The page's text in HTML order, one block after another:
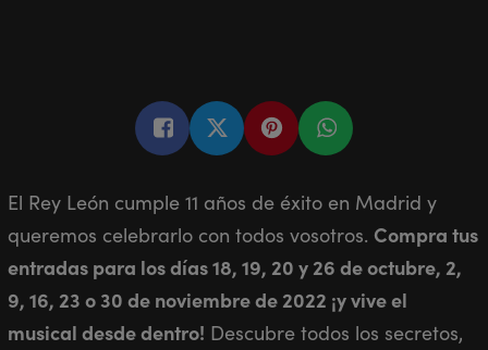
El Rey León cumple 11 años de éxito en Madrid y
queremos celebrarlo con todos vosotros. Compra tus
entradas para los días18, 19, 20 y 26 de octubre, 2,
9, 16, 23 o 30 de noviembre de 2022 ¡y vive el
musical desde dentro! Descubre todos los secretos,